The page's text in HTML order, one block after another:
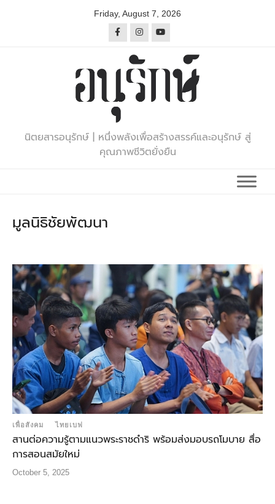
Friday, August 7, 2026
นิตยสารอนุรักษ์ | หนึ่งพลังเพื่อสร้างสรรค์และอนุรักษ์ สู่
คุณภาพชีวิตยั่งยืน
มูลนิธิชัยพัฒนา
เพื่อสังคม ไทยเบฟ
สานต่อความรู้ตามแนวพระราชดำริ พร้อมส่งมอบรถโมบาย สื่อ
การสอนสมัยใหม่
October 5, 2025